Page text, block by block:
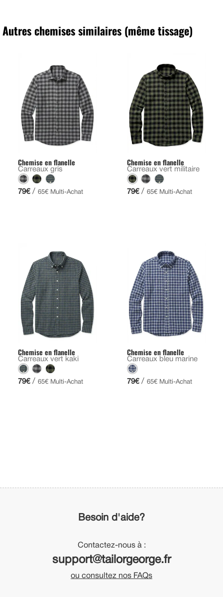
Autres chemises similaires (même tissage)
Chemise en flanelle
Carreaux gris
79€ / 65€ Multi-Achat
Chemise en flanelle
Carreaux vert militaire
79€ / 65€ Multi-Achat
Chemise en flanelle
Carreaux vert kaki
79€ / 65€ Multi-Achat
Chemise en flanelle
Carreaux bleu marine
79€ / 65€ Multi-Achat
Besoin d'aide?
Contactez-nous à :
support@tailorgeorge.fr
ou consultez nos FAQs